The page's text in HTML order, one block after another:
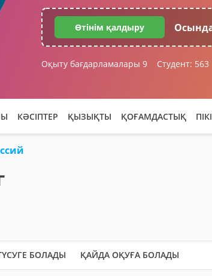
Өтінім қалдыру
Оқыту бағдарламалары 9 Студент: 563
КӘСІПТЕР ҚЫЗЫҚТЫ ҚОҒАМДАСТЫҚ
БОЛАДЫ ҚАЙДА ОҚУҒА БОЛАДЫ